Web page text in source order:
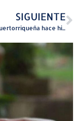
SIGUIENTE
Triatleta puertorriqueña hace historia en Kona